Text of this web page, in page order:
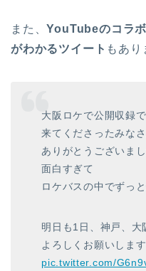
また、YouTubeのコラ
がわかるツイート もあり
大阪ロケで公開収録で
来てくださったみなさ
ありがとうございま
面白すぎて
ロケバスの中でずっ
明日も1日、神戸、大
よろしくお願いします
pic.twitter.com/